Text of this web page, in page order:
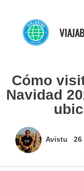
contenido
Cómo
Navidad
Avistu 26